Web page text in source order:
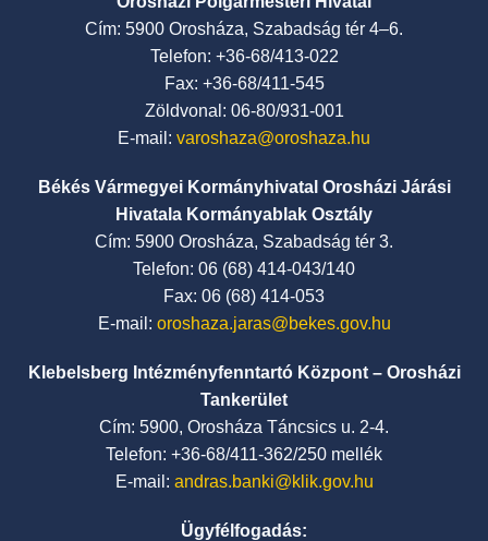
Cím: 5900 Orosháza, Szabadság tér 4–6.
Telefon: +36-68/413-022
Fax: +36-68/411-545
Zöldvonal: 06-80/931-001
E-mail: varoshaza@oroshaza.hu
Békés Vármegyei Kormányhivatal Orosházi Járási
Hivatala Kormányablak Osztály
Cím: 5900 Orosháza, Szabadság tér 3.
Telefon: 06 (68) 414-043/140
Fax: 06 (68) 414-053
E-mail: oroshaza.jaras@bekes.gov.hu
Klebelsberg Intézményfenntartó Központ – Orosházi
Tankerület
Cím: 5900, Orosháza Táncsics u. 2-4.
Telefon: +36-68/411-362/250 mellék
E-mail: andras.banki@klik.gov.hu
Ügyfélfogadás: